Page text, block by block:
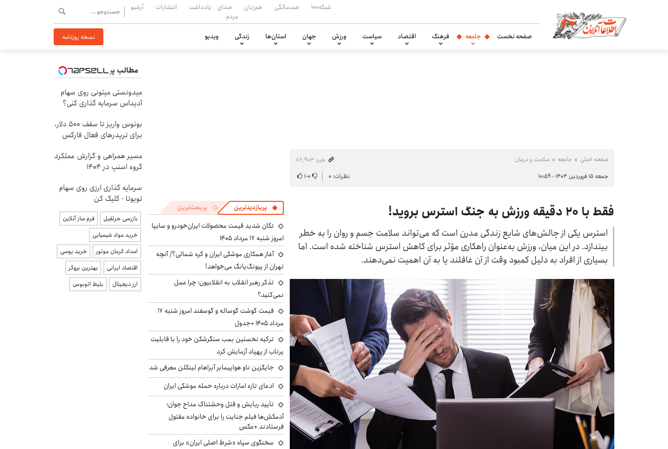
شبکه۱۰۰ صدسالگی هم‌زبان
صدای
مردم
یادداشت انتشارات آرشیو
صفحه نخست جامعه فرهنگ اقتصاد سیاست ورزش جهان استان‌ها زندگی ویدیو نسخه روزنامه
صفحه اصلی جامعه سلامت و درمان
خبر: ۸۷٬۹۰۳
جمعه ۱۵ فروردین ۱۴۰۴ - ۱۰:۵۹
نظرات: ۰ ۰-۱
فقط با ۲۰ دقیقه ورزش به جنگ استرس بروید!
استرس یکی از چالش‌های شایع زندگی مدرن است که می‌تواند سلامت جسم و روان را به خطر
بیندازد. در این میان، ورزش به‌عنوان راهکاری مؤثر برای کاهش استرس شناخته شده است. اما
بسیاری از افراد به ‌دلیل کمبود وقت از آن غافلند یا به آن اهمیت نمی‌دهند.
پربازدیدترین پربحث‌ترین
تکان شدید قیمت محصولات ایران‌خودرو و سایپا
امروز شنبه ۱۷ مرداد ۱۴۰۵
آغاز همکاری موشکی ایران و کره شمالی؟/ آنچه
تهران از پیونگ‌یانگ می‌خواهد!
تذکر رهبر انقلاب به انقلابیون؛ چرا عمل
نمی‌کنید؟
قیمت گوشت گوساله و گوسفند امروز شنبه ۱۷
مرداد ۱۴۰۵ +جدول
ترکیه نخستین بمب سنگرشکن خود را با قابلیت
پرتاب از پهپاد آزمایش کرد
جایگزین ناو هواپیمابر آبراهام لینکلن معرفی شد
ادعای تازه امارات درباره حمله موشکی ایران
تأیید ربایش و قتل وحشتناک مداح جوان؛
آدمکش‌ها فیلم جنایت را برای خانواده مقتول
فرستادند +عکس
سخنگوی سپاه «شرط اصلی ایران» برای
مطالب پیشنهادی
میدونستی میتونی روی سهام
آدیداس سرمایه گذاری کنی؟
بونوس واریز تا سقف 500 دلار،
برای تریدرهای فعال فارکس
مسیر همراهی و گزارش عملکرد
گروه اسنپ در ۱۴۰۴
سرمایه گذاری ارزی روی سهام
تویوتا - کلیک کن
بازرسی جرثقیل
فرم ساز آنلاین
خرید مواد شیمیایی
امداد کرمان موتور
خرید یوسی
اقتصاد ایرانی
بهترین بروکر
ارز دیجیتال
بلیط اتوبوس